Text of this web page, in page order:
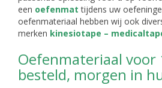
een oefenmat tijdens uw
oefenmateriaal hebben wij ook
merken kinesiotape –
Oefenmateriaal voor
besteld, morgen in